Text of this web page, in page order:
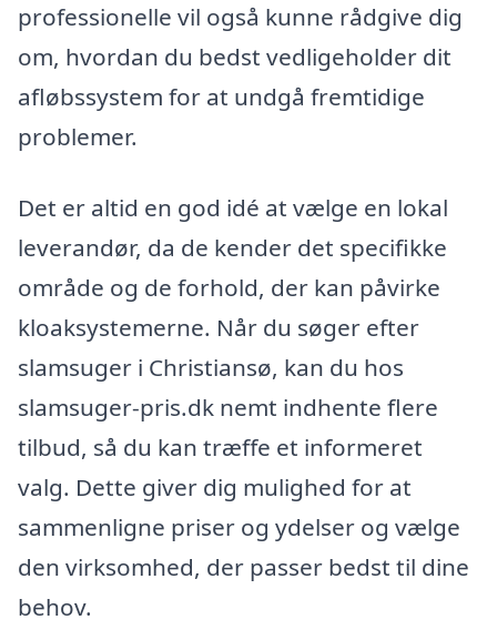
professionelle vil også kunne rådgive dig
om, hvordan du bedst vedligeholder dit
afløbssystem for at undgå fremtidige
problemer.
Det er altid en god idé at vælge en lokal
leverandør, da de kender det specifikke
område og de forhold, der kan påvirke
kloaksystemerne. Når du søger efter
slamsuger i Christiansø, kan du hos
slamsuger-pris.dk nemt indhente flere
tilbud, så du kan træffe et informeret
valg. Dette giver dig mulighed for at
sammenligne priser og ydelser og vælge
den virksomhed, der passer bedst til dine
behov.